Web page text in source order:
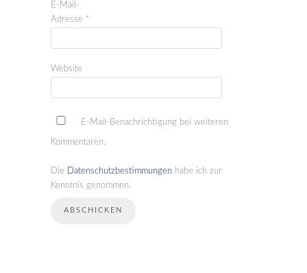
E-Mail-
Adresse *
Website
E-Mail-Benachrichtigung bei weiteren
Kommentaren.
Die Datenschutzbestimmungen habe ich zur
Kenntnis genommen.